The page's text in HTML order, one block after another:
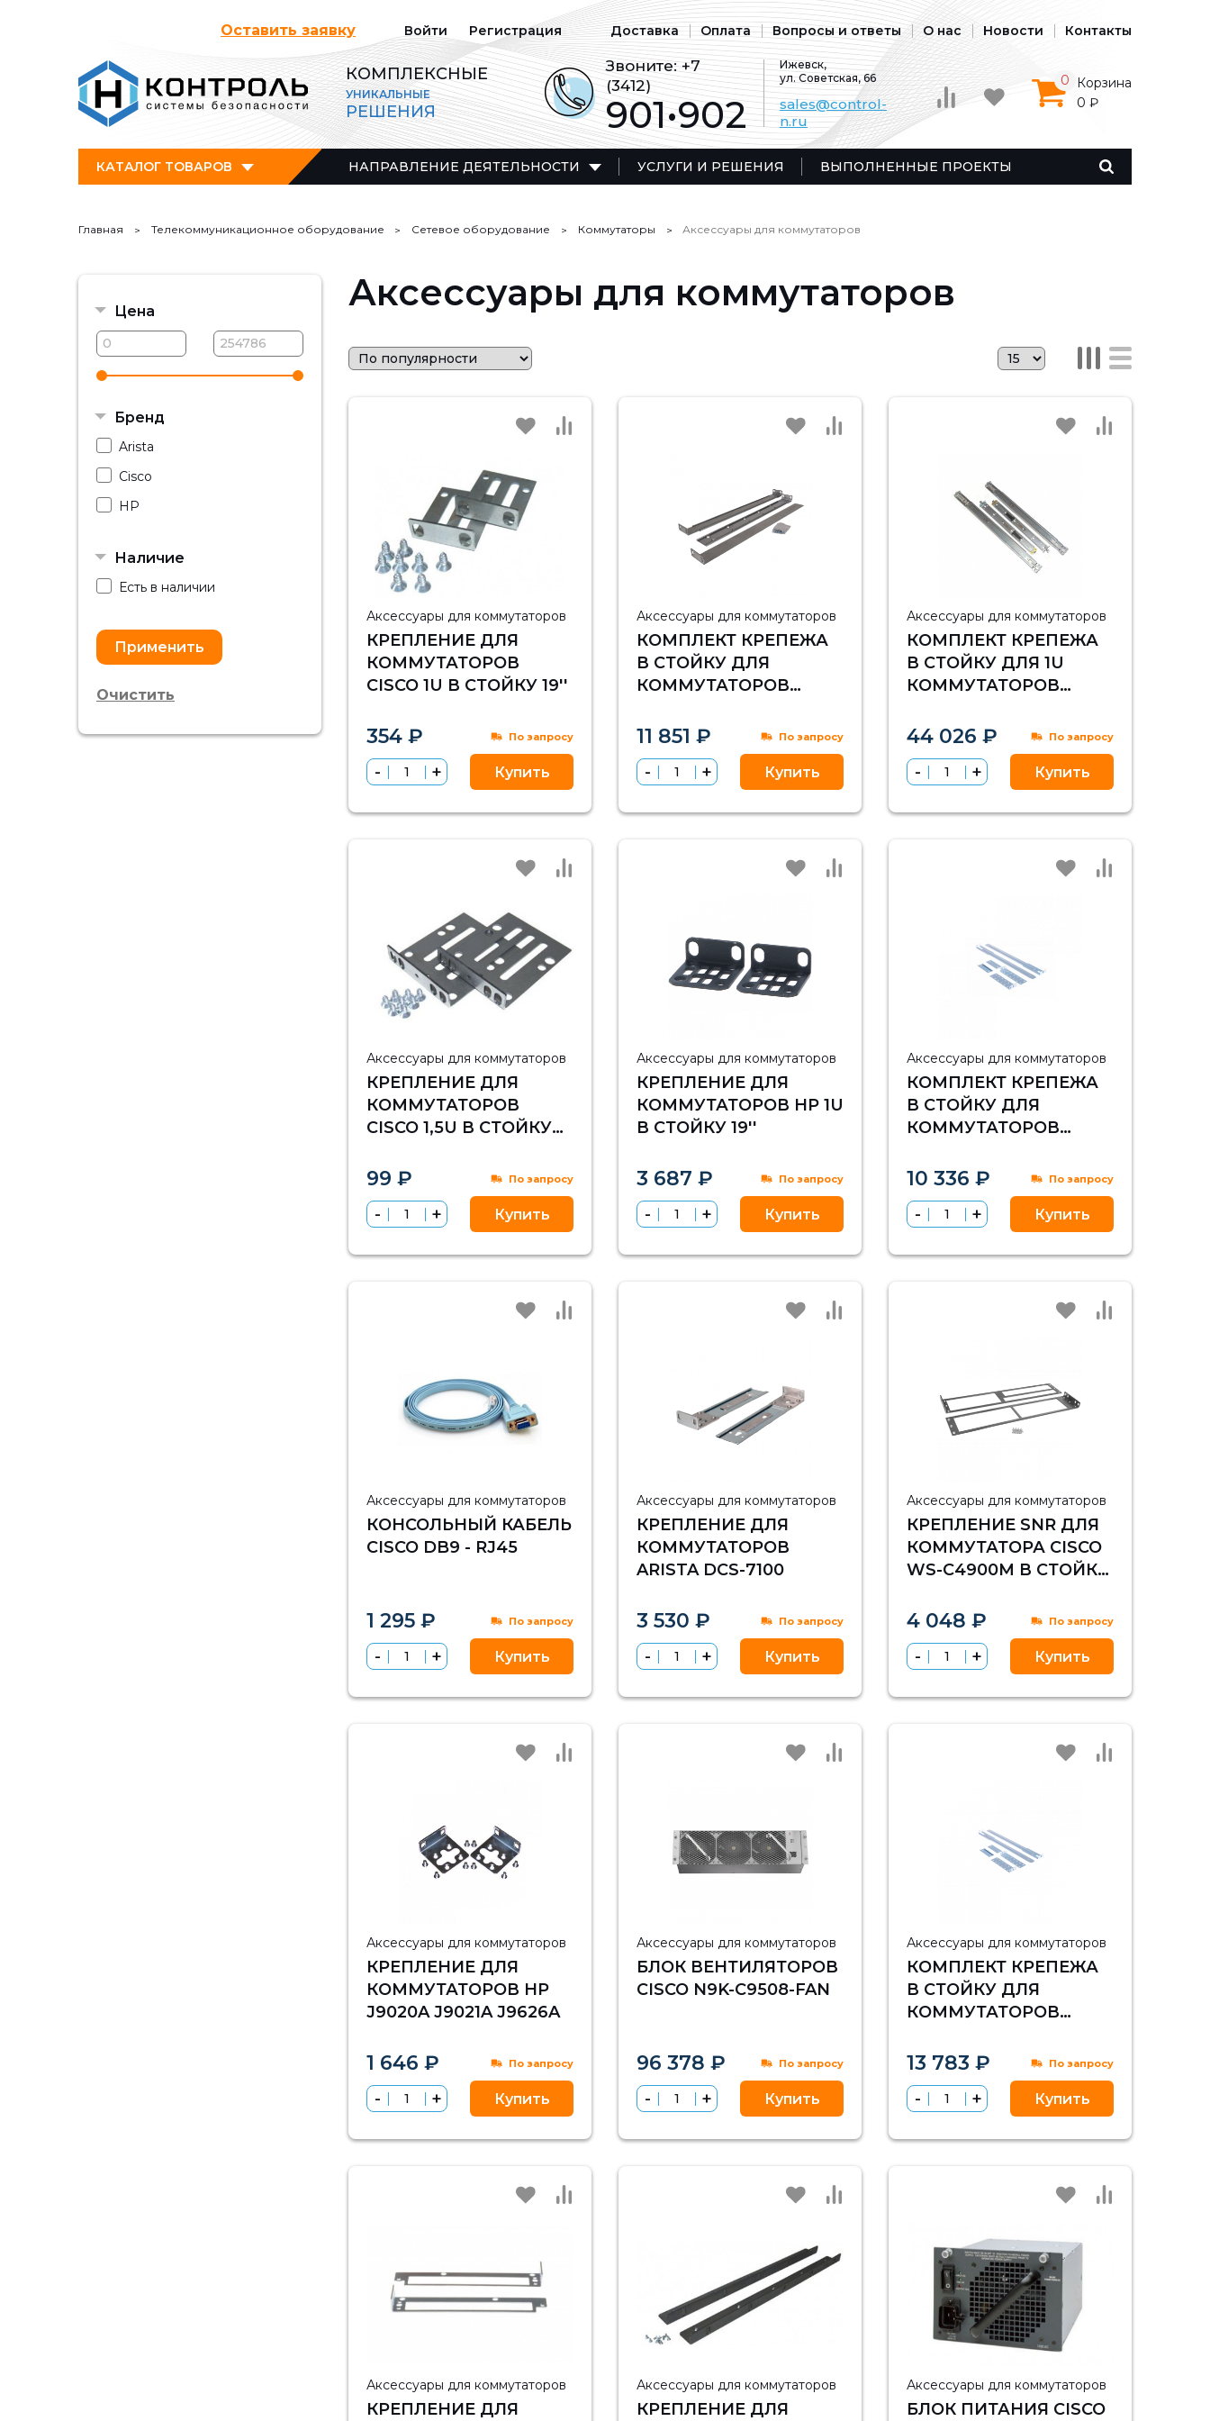
Оставить заявку Войти Регистрация Доставка Оплата Вопросы и ответы О нас Новости Контакты
КОМПЛЕКСНЫЕ
УНИКАЛЬНЫЕ
РЕШЕНИЯ
Звоните:+7
(3412)
901•902
Ижевск,
ул. Советская, 66
sales@control-
n.ru
Корзина
0
0 ₽
КАТАЛОГ ТОВАРОВ НАПРАВЛЕНИЕ ДЕЯТЕЛЬНОСТИ УСЛУГИ И РЕШЕНИЯ ВЫПОЛНЕННЫЕ ПРОЕКТЫ
Главная Телекоммуникационное оборудование Сетевое оборудование Коммутаторы Аксессуары для коммутаторов
Аксессуары для коммутаторов
Аксессуары для коммутаторов
КРЕПЛЕНИЕ ДЛЯ
КОММУТАТОРОВ
CISCO 1U В СТОЙКУ 19''
354 ₽ По запросу
Купить
Аксессуары для коммутаторов
КОМПЛЕКТ КРЕПЕЖА
В СТОЙКУ ДЛЯ
КОММУТАТОРОВ
11 851 ₽ По запросу
Купить
Аксессуары для коммутаторов
КОМПЛЕКТ КРЕПЕЖА
В СТОЙКУ ДЛЯ 1U
КОММУТАТОРОВ
7050SX/TX, 7050QX-32S
44 026 ₽ По запросу
Купить
Аксессуары для коммутаторов
КРЕПЛЕНИЕ ДЛЯ
КОММУТАТОРОВ
CISCO 1,5U В СТОЙКУ
99 ₽ По запросу
Купить
Аксессуары для коммутаторов
КРЕПЛЕНИЕ ДЛЯ
КОММУТАТОРОВ HP 1U
В СТОЙКУ 19''
3 687 ₽ По запросу
Купить
Аксессуары для коммутаторов
КОМПЛЕКТ КРЕПЕЖА
В СТОЙКУ ДЛЯ
КОММУТАТОРОВ
10 336 ₽ По запросу
Купить
Аксессуары для коммутаторов
КОНСОЛЬНЫЙ КАБЕЛЬ
CISCO DB9 - RJ45
1 295 ₽ По запросу
Купить
Аксессуары для коммутаторов
КРЕПЛЕНИЕ ДЛЯ
КОММУТАТОРОВ
ARISTA DCS-7100
3 530 ₽ По запросу
Купить
Аксессуары для коммутаторов
КРЕПЛЕНИЕ SNR ДЛЯ
КОММУТАТОРА CISCO
WS-C4900M В СТОЙКУ
4 048 ₽ По запросу
Купить
Аксессуары для коммутаторов
КРЕПЛЕНИЕ ДЛЯ
КОММУТАТОРОВ HP
J9020A J9021A J9626A
1 646 ₽ По запросу
Купить
Аксессуары для коммутаторов
БЛОК ВЕНТИЛЯТОРОВ
CISCO N9K-C9508-FAN
96 378 ₽ По запросу
Купить
Аксессуары для коммутаторов
КОМПЛЕКТ КРЕПЕЖА
В СТОЙКУ ДЛЯ
КОММУТАТОРОВ
13 783 ₽ По запросу
Купить
Аксессуары для коммутаторов
КРЕПЛЕНИЕ ДЛЯ
Аксессуары для коммутаторов
КРЕПЛЕНИЕ ДЛЯ
Аксессуары для коммутаторов
БЛОК ПИТАНИЯ CISCO
Цена
Бренд
Arista
Cisco
HP
Наличие
Есть в наличии
Очистить